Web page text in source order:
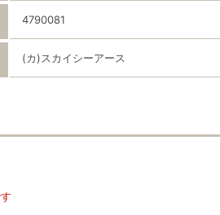
4790081
(カ)スカイシーアース